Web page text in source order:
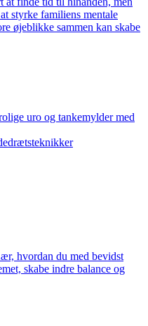
styrke familiens mentale
øjeblikke sammen kan skabe
uro og tankemylder med
hvordan du med bevidst
skabe indre balance og